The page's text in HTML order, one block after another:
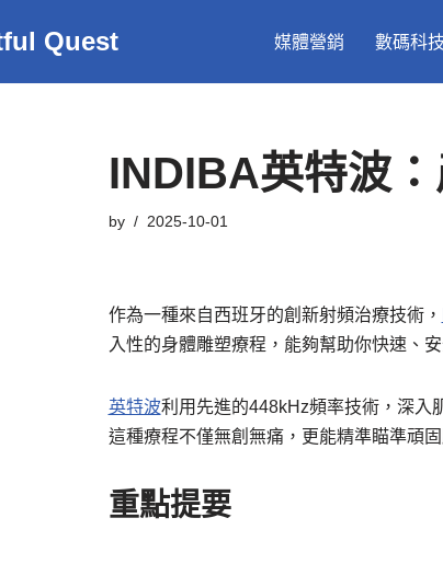
Quest 媒體營銷 數碼科技
INDIBA英特波
by 2025-10-01
作為一種來自西班牙的創新射頻治療技術，
入性的身體雕塑療程，能夠幫助你快速、
英特波利用先進的448kHz頻率技術，深入
這種療程不僅無創無痛，更能精準瞄準頑
重點提要